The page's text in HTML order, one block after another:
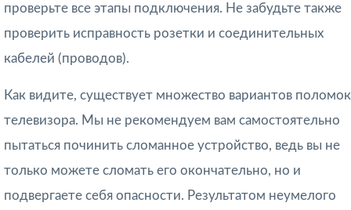
проверьте все этапы подключения. Не забудьте также
проверить исправность розетки и соединительных
кабелей (проводов).
Как видите, существует множество вариантов поломок
телевизора. Мы не рекомендуем вам самостоятельно
пытаться починить сломанное устройство, ведь вы не
только можете сломать его окончательно, но и
подвергаете себя опасности. Результатом неумелого